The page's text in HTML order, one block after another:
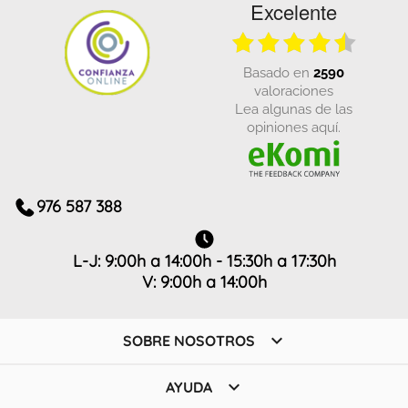
Excelente
basado en 2590
valoraciones
Lea algunas de las
opiniones aquí.
976 587 388
L-J: 9:00h a 14:00h - 15:30h a 17:30h
V: 9:00h a 14:00h
SOBRE NOSOTROS 
AYUDA 